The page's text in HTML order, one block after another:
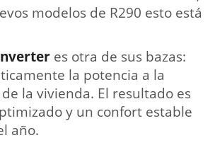
modelos de R290 esto está
es otra de sus bazas:
la potencia a la
la vivienda. El resultado es
y un confort estable
año.